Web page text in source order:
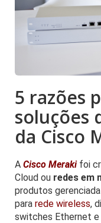
5 razões
soluções
da Cisco
A Cisco Merakifoi
Cloud ou redes em
produtos
para rede wireless,
switches Ethernet